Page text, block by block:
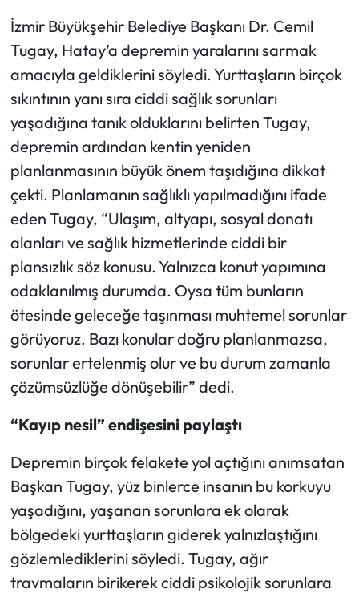
İzmir Büyükşehir Belediye Başkanı Dr. Cemil
Tugay, Hatay’a depremin yaralarını sarmak
amacıyla geldiklerini söyledi. Yurttaşların birçok
sıkıntının yanı sıra ciddi sağlık sorunları
yaşadığına tanık olduklarını belirten Tugay,
depremin ardından kentin yeniden
planlanmasının büyük önem taşıdığına dikkat
çekti. Planlamanın sağlıklı yapılmadığını ifade
eden Tugay, “Ulaşım, altyapı, sosyal donatı
alanları ve sağlık hizmetlerinde ciddi bir
plansızlık söz konusu. Yalnızca konut yapımına
odaklanılmış durumda. Oysa tüm bunların
ötesinde geleceğe taşınması muhtemel sorunlar
görüyoruz. Bazı konular doğru planlanmazsa,
sorunlar ertelenmiş olur ve bu durum zamanla
çözümsüzlüğe dönüşebilir” dedi.
“Kayıp nesil” endişesini paylaştı
Depremin birçok felakete yol açtığını anımsatan
Başkan Tugay, yüz binlerce insanın bu korkuyu
yaşadığını, yaşanan sorunlara ek olarak
bölgedeki yurttaşların giderek yalnızlaştığını
gözlemlediklerini söyledi. Tugay, ağır
travmaların birikerek ciddi psikolojik sorunlara